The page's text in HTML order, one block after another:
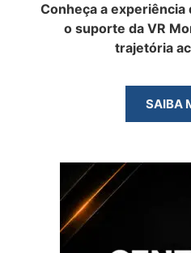
Conheça a
o suporte da VR
trajetória
SAIBA